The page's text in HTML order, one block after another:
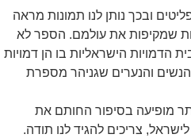
ובכך נותן לנו תמונות מראה
שמקיפות את עולמם. הספר לא
הדמויות הישראליות בו הן דמויות
והנערים שגניהר מספרת
מופיעה בסיפור החותם את
צריכים להגיד לנו תודה.